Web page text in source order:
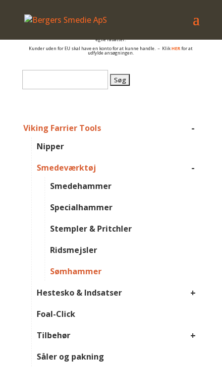
– også salg til PRIVATE
egne rabatter.
Kunder uden for EU skal have en konto for at kunne handle. – KlikHERfor at
udfylde ansøgningen.
efter:
Viking Farrier Tools -
Nipper
Smedeværktøj
-
Smedehammer
Specialhammer
Stempler & Pritchler
Ridsmejsler
Sømhammer
Hestesko & Indsatser
+
Foal-Click
Tilbehør
+
Såler og pakning